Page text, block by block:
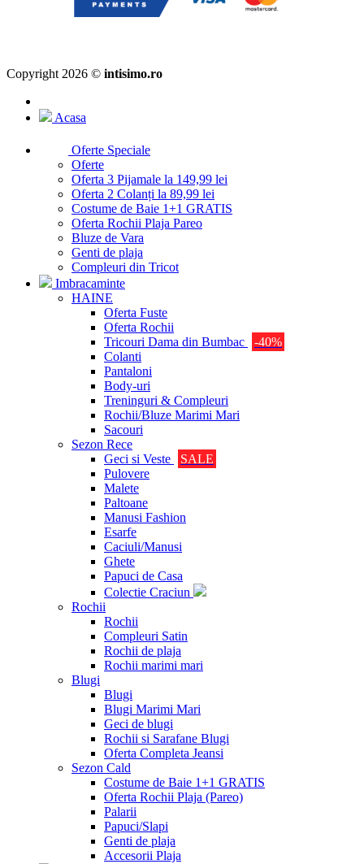
Copyright 2026 © intisimo.ro
Acasa
Oferte Speciale
Oferte
Oferta 3 Pijamale la 149,99 lei
Oferta 2 Colanți la 89,99 lei
Costume de Baie 1+1 GRATIS
Oferta Rochii Plaja Pareo
Bluze de Vara
Genti de plaja
Compleuri din Tricot
Imbracaminte
HAINE
Oferta Fuste
Oferta Rochii
Tricouri Dama din Bumbac
-40%
Colanti
Pantaloni
Body-uri
Treninguri & Compleuri
Rochii/Bluze Marimi Mari
Sacouri
Sezon Rece
Geci si Veste
SALE
Pulovere
Malete
Paltoane
Manusi Fashion
Esarfe
Caciuli/Manusi
Ghete
Papuci de Casa
Colectie Craciun
Rochii
Rochii
Compleuri Satin
Rochii de plaja
Rochii marimi mari
Blugi
Blugi
Blugi Marimi Mari
Geci de blugi
Rochii si Sarafane Blugi
Oferta Completa Jeansi
Sezon Cald
Costume de Baie 1+1 GRATIS
Oferta Rochii Plaja (Pareo)
Palarii
Papuci/Slapi
Genti de plaja
Accesorii Plaja